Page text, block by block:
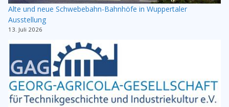
Alte und neue Schwebebahn-Bahnhöfe in Wuppertaler
Ausstellung
13. Juli 2026